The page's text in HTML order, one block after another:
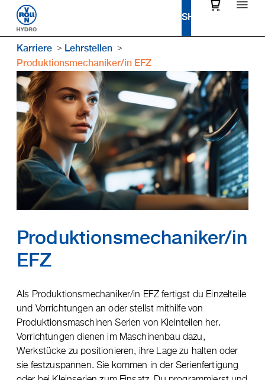
Karriere
Lehrstellen
Produktionsmechaniker/in EFZ
Produktions­mechaniker/in
EFZ
Als Produktionsmechaniker/in EFZ fertigst du Einzelteile
und Vorrichtungen an oder stellst mithilfe von
Produktionsmaschinen Serien von Kleinteilen her.
Vorrichtungen dienen im Maschinenbau dazu,
Werkstücke zu positionieren, ihre Lage zu halten oder
sie festzuspannen. Sie kommen in der Serienfertigung